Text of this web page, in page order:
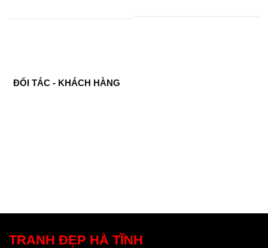
ĐỐI TÁC - KHÁCH HÀNG
TRANH ĐẸP HÀ TĨNH